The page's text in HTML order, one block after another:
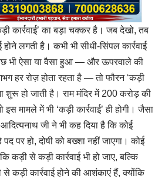
कार्रवाई’ का बड़ा चक्कर है। जब देखो, तब
होने लगती है। कभी भी सीधी-सिंपल कार्रवाई
भी ऐसा या वैसा हुआ — और ऊपरवाले की
हर रोज़ होता रहता है — तो फौरन ‘कड़ी
शुरू हो जाती है। राम मंदिर में 200 करोड़ की
इस मामले में भी ‘कड़ी कार्रवाई’ ही होगी। जैसा
जी ने भी कह दिया है कि कोई
पर हो, दोषी को बख्शा नहीं जाएगा। कोई
कड़ी से कड़ी कार्रवाई भी हो जाए, बल्कि
कड़ी कार्रवाई होने की आशंकाएं हैं, क्योंकि